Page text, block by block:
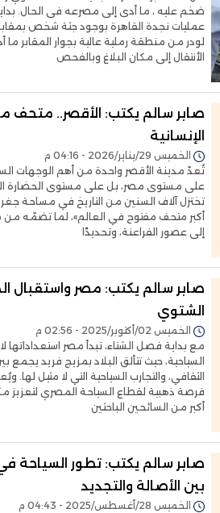
ضخم عليه ، ما أدى إلى مصرعه فى الحال.
عمليات نجدة القاهرة بوجود جثة شخص
لودر من منطقة رملية عالية بجوار المقابر
الأنتقال إلى مكان البلاغ وبالفحص
صابر سالم يكتب: الأقصر.. متحف
الإنسانية
الخميس 29/يناير/2026 - 04:16 م
تُعدّ مدينة الأقصر واحدة من أهم الوجهات
على مستوى مصر، بل على مستوى الحضارة
تختزل آلاف السنين من التاريخ في مساحة
أكبر متحف مفتوح في العالم»، لما تضمّه من
إلى عصور الفراعنة، وتحديدًا
صابر سالم يكتب: مصر واستقبال
الشتوي
الخميس 02/أكتوبر/2025 - 02:56 م
مع بداية فصل الشتاء، تبدأ مصر استعداداتها
السياحية، حيث تتألق البلاد بمزيج فريد يجمع
الثقافي، والتجارب السياحية التي لا مثيل
فرصة ذهبية لقطاع السياحة المصري لتعزيز
أكبر من السائحين الباحثين
صابر سالم يكتب: تطور السياحة
بين الأصالة والتجديد
الخميس 28/أغسطس/2025 - 04:43 م